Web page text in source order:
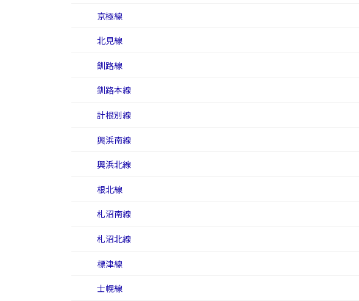
京極線
北見線
釧路線
釧路本線
計根別線
興浜南線
興浜北線
根北線
札沼南線
札沼北線
標津線
士幌線